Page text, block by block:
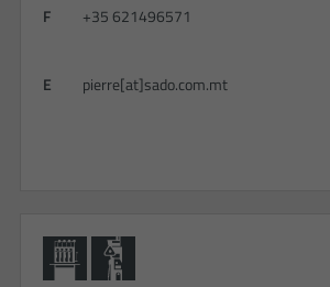
F
+35 621496571
E pierre[at]sado.com.mt